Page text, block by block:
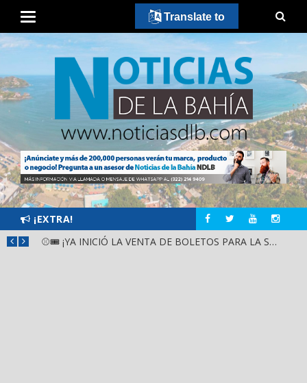
¡EXTRA!
⚾🎟️ ¡YA INICIÓ LA VENTA DE BOLETOS PARA LA SERIE DEL CARIBE KIDS NAYARIT 2026!
Translate to